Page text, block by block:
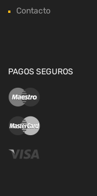
Contacto
PAGOS SEGUROS